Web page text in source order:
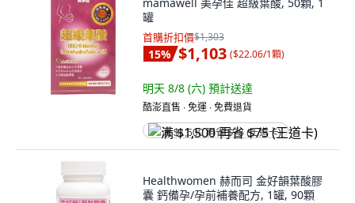
罐
首購折扣價$1,303
15% $1,103 ($22.06/1顆)
明天 8/8 (六) 預計送達
酷澎直售 ∙ 免運 ∙ 免費退貨
满 $1,500 再省 $75 (王道卡)
Healthwomen 赫而司 金好韻葉酸膠
囊 鈣備孕/孕前補養配方, 1罐, 90顆